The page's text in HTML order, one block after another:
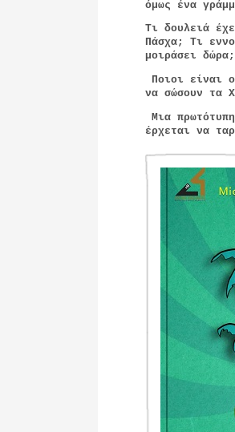
όμως ένα
Τι δουλειά
Πάσχα; Τι
μοιράσει δώρα;
Ποιοι είναι
να σώσουν τα
Μια
έρχεται να